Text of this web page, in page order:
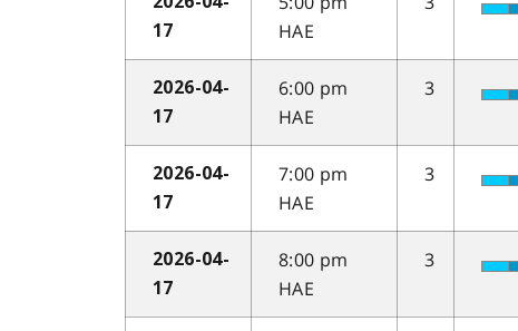
17
HAE
2026-04-
17
6:00 pm
HAE
3
2026-04-
17
7:00 pm
HAE
3
2026-04-
17
8:00 pm
HAE
3